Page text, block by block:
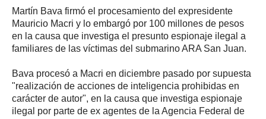
Martín Bava firmó el procesamiento del expresidente
Mauricio Macri y lo embargó por 100 millones de pesos
en la causa que investiga el presunto espionaje ilegal a
familiares de las víctimas del submarino ARA San Juan.
Bava procesó a Macri en diciembre pasado por supuesta
"realización de acciones de inteligencia prohibidas en
carácter de autor", en la causa que investiga espionaje
ilegal por parte de ex agentes de la Agencia Federal de